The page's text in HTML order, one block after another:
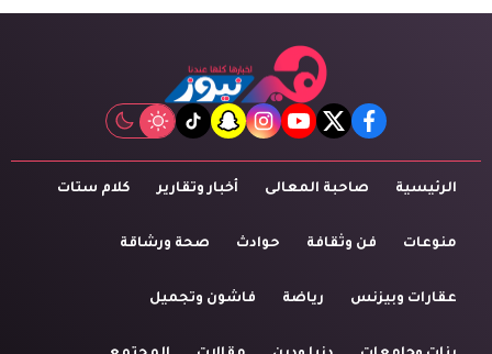
facebook
twitter
youtube
instagram
snapchat
tiktok
الرئيسية صاحبة المعالى أخبار وتقارير كلام ستات
منوعات فن وثقافة حوادث صحة ورشاقة
عقارات وبيزنس رياضة فاشون وتجميل